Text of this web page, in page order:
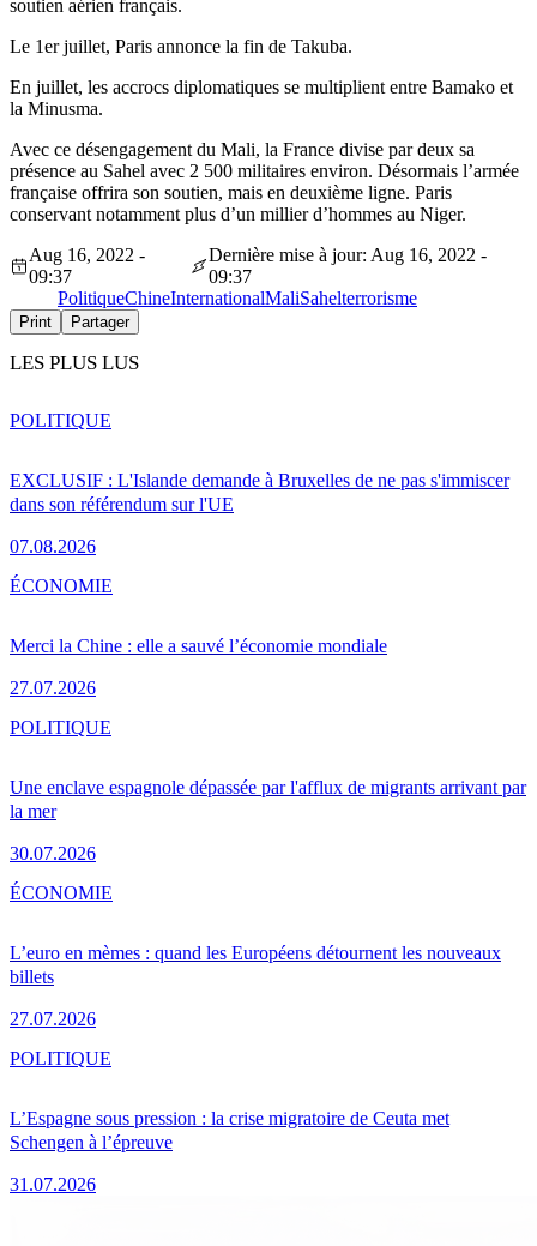
soutien aérien français.
Le 1er juillet, Paris annonce la fin de Takuba.
En juillet, les accrocs diplomatiques se multiplient entre Bamako et
la Minusma.
Avec ce désengagement du Mali, la France divise par deux sa
présence au Sahel avec 2 500 militaires environ. Désormais l’armée
française offrira son soutien, mais en deuxième ligne. Paris
conservant notamment plus d’un millier d’hommes au Niger.
Aug 16, 2022 -
09:37
Dernière mise à jour: Aug 16, 2022 -
09:37
PolitiqueChineInternationalMaliSahelterrorisme
Print Partager
LES PLUS LUS
EXCLUSIF : L'Islande demande à Bruxelles de ne pas s'immiscer
dans son référendum sur l'UE
07.08.2026
POLITIQUE
Merci la Chine : elle a sauvé l’économie mondiale
27.07.2026
ÉCONOMIE
Une enclave espagnole dépassée par l'afflux de migrants arrivant par
la mer
30.07.2026
POLITIQUE
L’euro en mèmes : quand les Européens détournent les nouveaux
billets
27.07.2026
ÉCONOMIE
L’Espagne sous pression : la crise migratoire de Ceuta met
Schengen à l’épreuve
31.07.2026
POLITIQUE